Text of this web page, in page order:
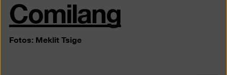
Comilang
Fotos: Meklit Tsige